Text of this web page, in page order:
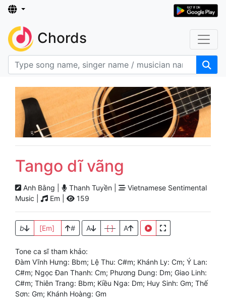
Chords
Tango dĩ vãng
Anh Bằng | Thanh Tuyền |
Vietnamese Sentimental
Music |
Em | 159
b [Em] # A [ ] A
Tone ca sĩ tham khảo:
Đàm Vĩnh Hưng: Bbm; Lệ Thu: C#m; Khánh Ly: Cm; Ý Lan:
C#m; Ngọc Đan Thanh: Cm; Phương Dung: Dm; Giao Linh:
C#m; Thiên Trang: Bbm; Kiều Nga: Dm; Huy Sinh: Gm; Thế
Sơn: Gm; Khánh Hoàng: Gm